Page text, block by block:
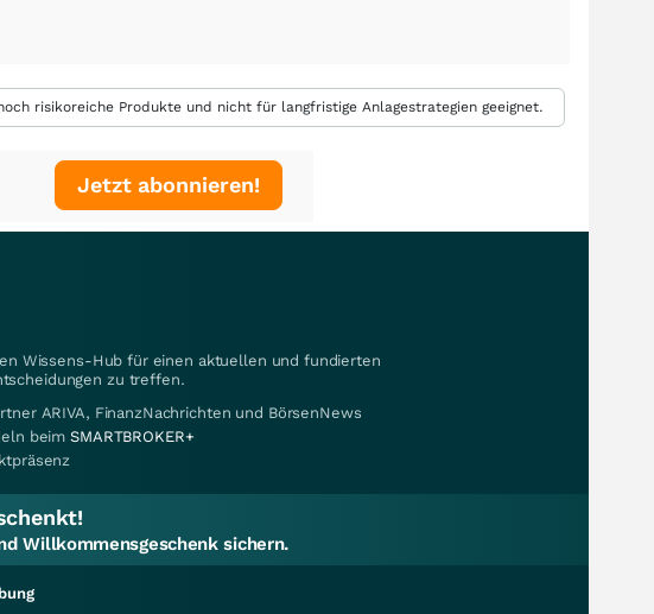
risikoreiche Produkte und nicht für langfristige Anlagestrategien geeignet.
Jetzt abonnieren!
Wissens-Hub für einen aktuellen und fundierten
zu treffen.
ARIVA, FinanzNachrichten und BörsenNews
beimSMARTBROKER+
Willkommensgeschenk sichern.